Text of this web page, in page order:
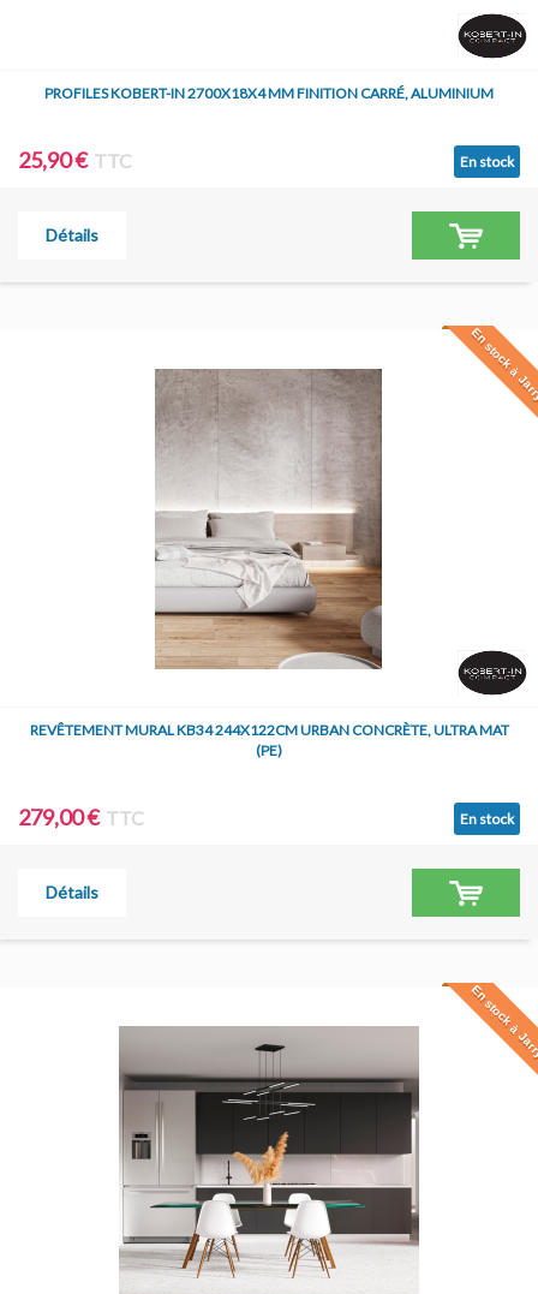
PROFILES KOBERT-IN 2700X18X4 MM FINITION CARRÉ, ALUMINIUM
25,90 € TTC En stock
Détails
En stock à
REVÊTEMENT MURAL KB34 244X122CM URBAN CONCRÈTE, ULTRA MAT
(PE)
279,00 € TTC En stock
Détails
En stock à